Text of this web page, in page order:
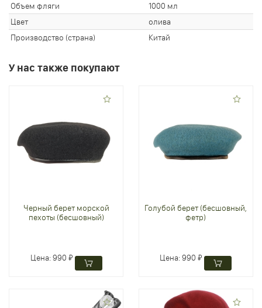
Объем фляги
1000 мл
Цвет
олива
Производство (страна)
Китай
У нас также покупают
Черный берет морской
пехоты (бесшовный)
Цена:990 ₽
Голубой берет (бесшовный,
фетр)
Цена:990 ₽